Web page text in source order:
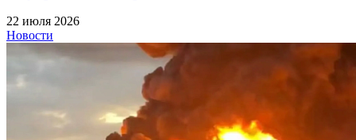
22 июля 2026
Новости